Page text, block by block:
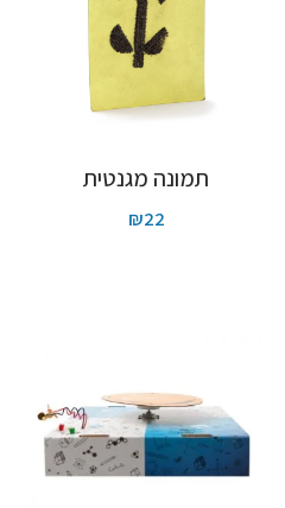
תמונה מגנטית
₪22